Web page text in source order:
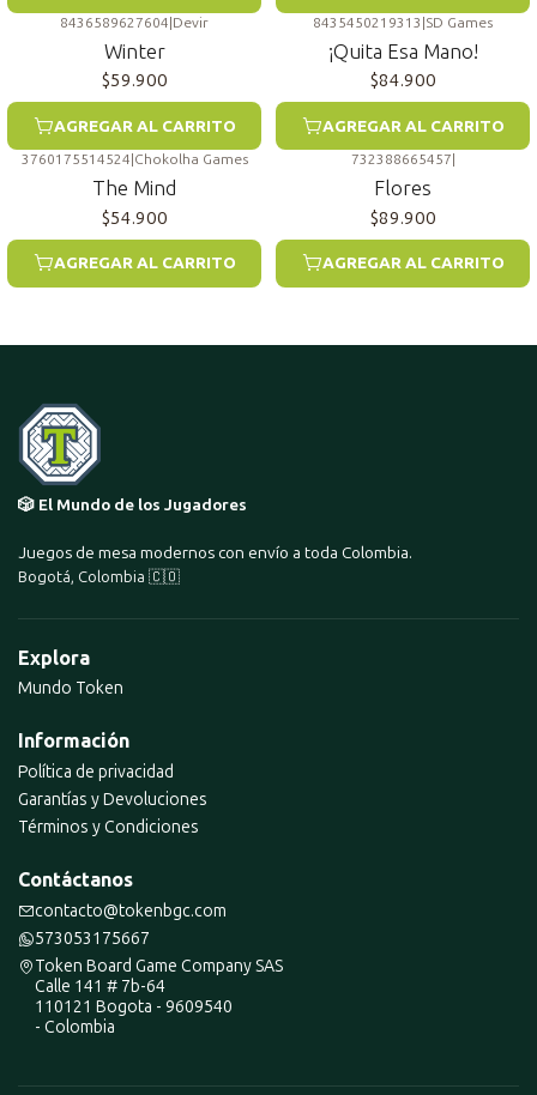
8436589627604|Devir
Winter
$59.900
AGREGAR AL CARRITO
8435450219313 |SD Games
¡Quita Esa Mano!
$84.900
AGREGAR AL CARRITO
3760175514524 Chokolha Games
The Mind
$54.900
AGREGAR AL CARRITO
732388665457
Flores
$89.900
AGREGAR AL CARRITO
🎲 El Mundo de los Jugadores
Juegos de mesa modernos con envío a toda Colombia.
Bogotá, Colombia 🇨🇴
Explora
Mundo Token
Información
Política de privacidad
Garantías y Devoluciones
Términos y Condiciones
Contáctanos
contacto@tokenbgc.com
573053175667
Token Board Game Company SAS
Calle 141 # 7b-64
110121 Bogota - 9609540
- Colombia